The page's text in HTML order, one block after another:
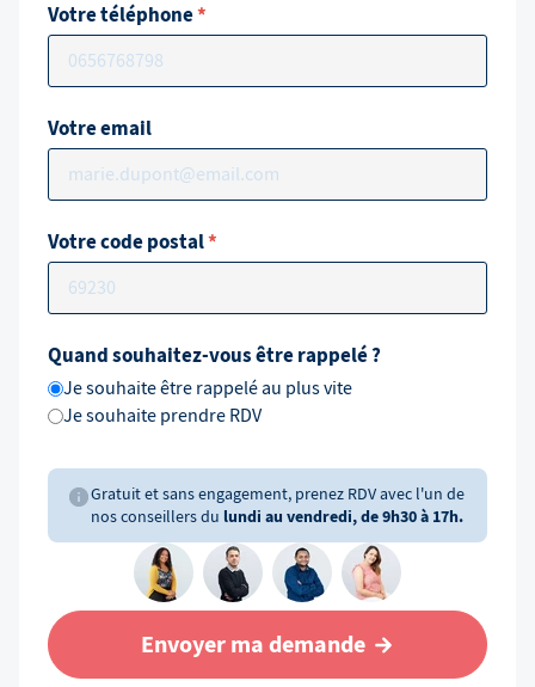
Votre téléphone*
Votre email
Votre code postal*
Quand souhaitez-vous être rappelé ?
Je souhaite être rappelé au plus vite
Je souhaite prendre RDV
Gratuit et sans engagement, prenez RDV avec l'un de
nos conseillers du lundi au vendredi, de 9h30 à 17h.
Envoyer ma demande